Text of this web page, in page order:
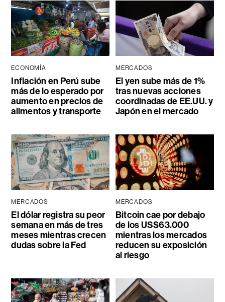
ECONOMÍA
Inflación en Perú sube
más de lo esperado por
aumento en precios de
alimentos y transporte
MERCADOS
El yen sube más de 1%
tras nuevas acciones
coordinadas de EE.UU. y
Japón en el mercado
MERCADOS
El dólar registra su peor
semana en más de tres
meses mientras crecen
dudas sobre la Fed
MERCADOS
Bitcoin cae por debajo
de los US$63.000
mientras los mercados
reducen su exposición
al riesgo